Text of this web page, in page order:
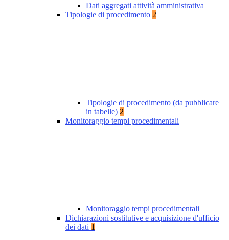
Dati aggregati attività amministrativa
Tipologie di procedimento 2
Tipologie di procedimento (da pubblicare
in tabelle) 2
Monitoraggio tempi procedimentali
Monitoraggio tempi procedimentali
Dichiarazioni sostitutive e acquisizione d'ufficio
dei dati 1